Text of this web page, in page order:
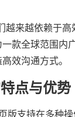
越来越依赖于
款全球范围内
效沟通方式。
点与优势
版支持在多种